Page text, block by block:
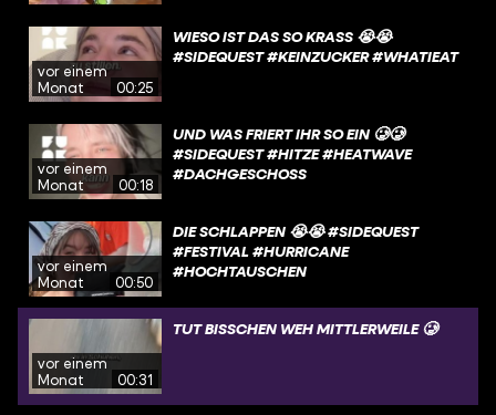
vor einem
Monat
00:25
WIESO IST DAS SO KRASS 😭😭
#SIDEQUEST #KEINZUCKER #WHATIEAT
vor einem
Monat
00:18
UND WAS FRIERT IHR SO EIN 🥲🥲
#SIDEQUEST #HITZE #HEATWAVE
#DACHGESCHOSS
vor einem
Monat
00:50
DIE SCHLAPPEN 😭😭 #SIDEQUEST
#FESTIVAL #HURRICANE
#HOCHTAUSCHEN
vor einem
Monat
00:31
TUT BISSCHEN WEH MITTLERWEILE 🥲